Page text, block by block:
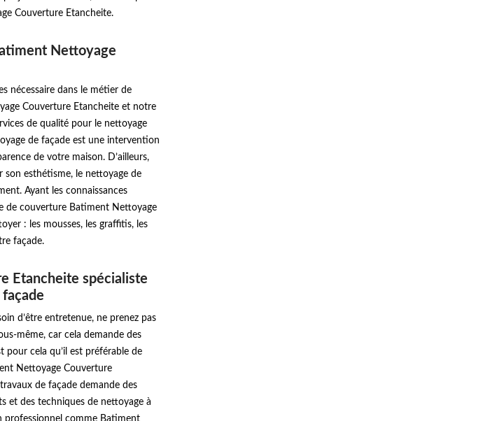
Couverture Etancheite.
Nettoyage
nécessaire dans le métier de
Couverture Etancheite et notre
de qualité pour le nettoyage
de façade est une intervention
de votre maison. D’ailleurs,
esthétisme, le nettoyage de
Ayant les connaissances
de couverture Batiment Nettoyage
: les mousses, les graffitis, les
façade.
Etancheite spécialiste
d’être entretenue, ne prenez pas
même, car cela demande des
pour cela qu’il est préférable de
Nettoyage Couverture
de façade demande des
et des techniques de nettoyage à
professionnel comme Batiment